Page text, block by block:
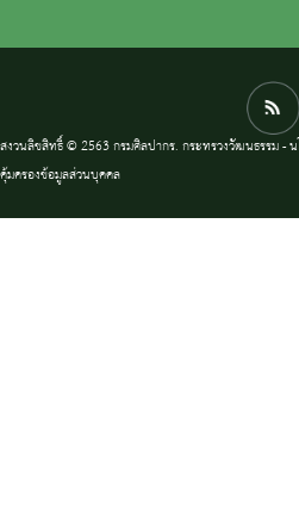
สงวนลิขสิทธิ์ © 2563 กรมศิลปากร. กระทรวงวัฒนธรรม -
คุ้มครองข้อมูลส่วนบุคคล